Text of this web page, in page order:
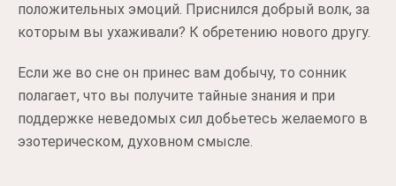
положительных эмоций. Приснился добрый волк, за
которым вы ухаживали? К обретению нового другу.
Если же во сне он принес вам добычу, то сонник
полагает, что вы получите тайные знания и при
поддержке неведомых сил добьетесь желаемого в
эзотерическом, духовном смысле.